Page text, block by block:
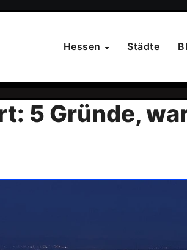
Hessen Städte
5 Gründe,